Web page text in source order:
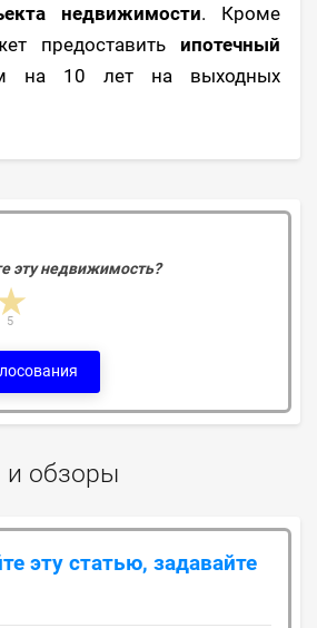
недвижимости. Кроме
предоставить ипотечный
на 10 лет на выходных
эту недвижимость?
4 stars
5
и обзоры
эту статью, задавайте